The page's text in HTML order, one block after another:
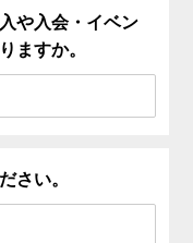
や入会・イベン
ますか。
さい。